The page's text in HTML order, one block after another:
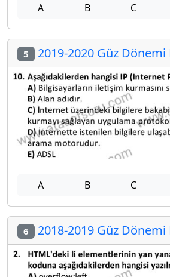
A B C
5 2019-2020 Güz Dönemi
A B C
6 2018-2019 Güz Dönemi